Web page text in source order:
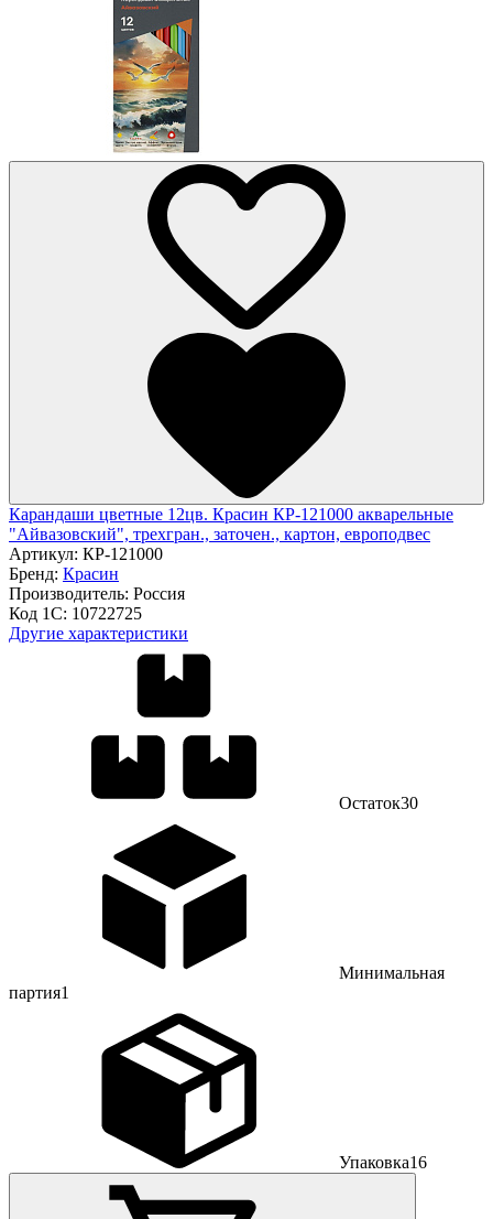
Карандаши цветные 12цв. Красин КР-121000 акварельные
"Айвазовский", трехгран., заточен., картон, европодвес
Артикул: КР-121000
Бренд: Красин
Производитель: Россия
Код 1С: 10722725
Другие характеристики
Остаток30
Минимальная
партия1
Упаковка16